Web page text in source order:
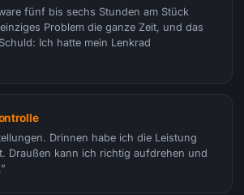
fünf bis sechs Stunden am Stück
Problem die ganze Zeit, und das
Ich hatte mein Lenkrad
Drinnen habe ich die Leistung
Draußen kann ich richtig aufdrehen und